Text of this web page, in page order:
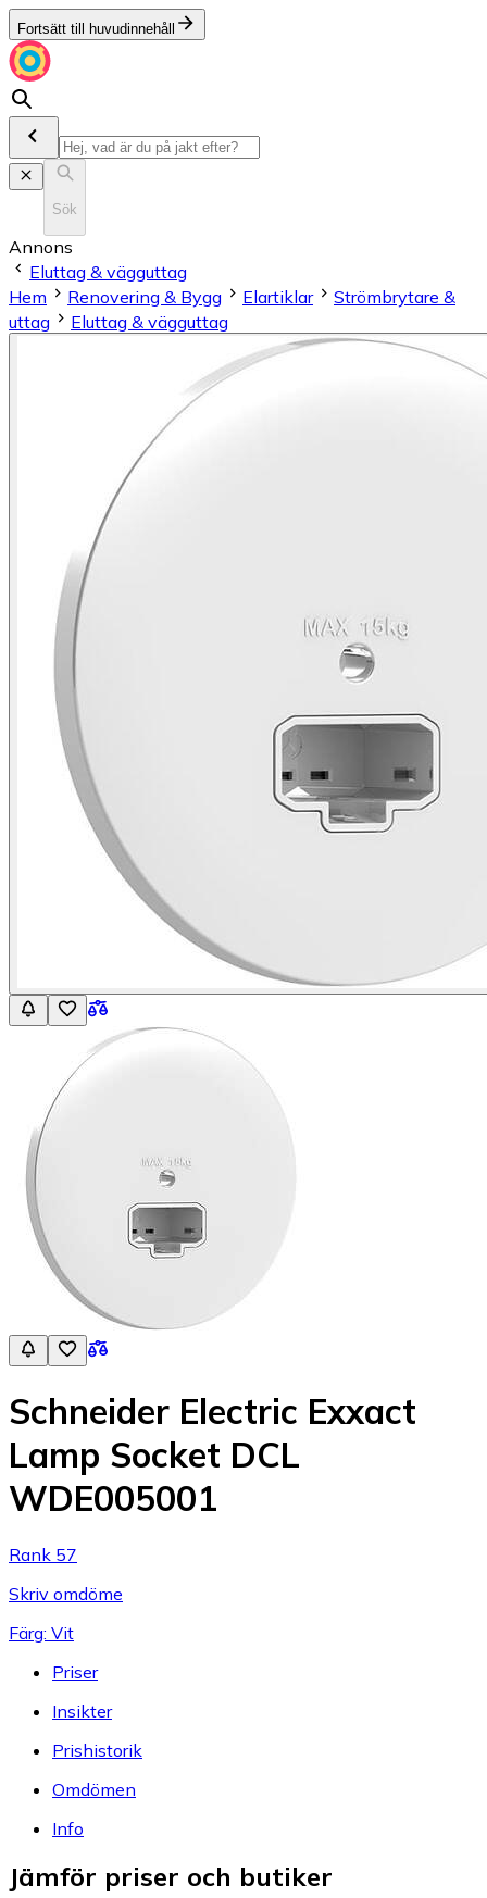
Fortsätt till huvudinnehåll
Sök
Annons
Eluttag & vägguttag
Hem
Renovering & Bygg Elartiklar
Strömbrytare &
uttag
Eluttag & vägguttag
Schneider Electric Exxact
Lamp Socket DCL
WDE005001
Rank 57
Skriv omdöme
Färg: Vit
Priser
Insikter
Prishistorik
Omdömen
Info
Jämför priser och butiker